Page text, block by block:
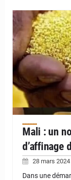
Mali : un
d’affinage
28 mars 2024
Dans une